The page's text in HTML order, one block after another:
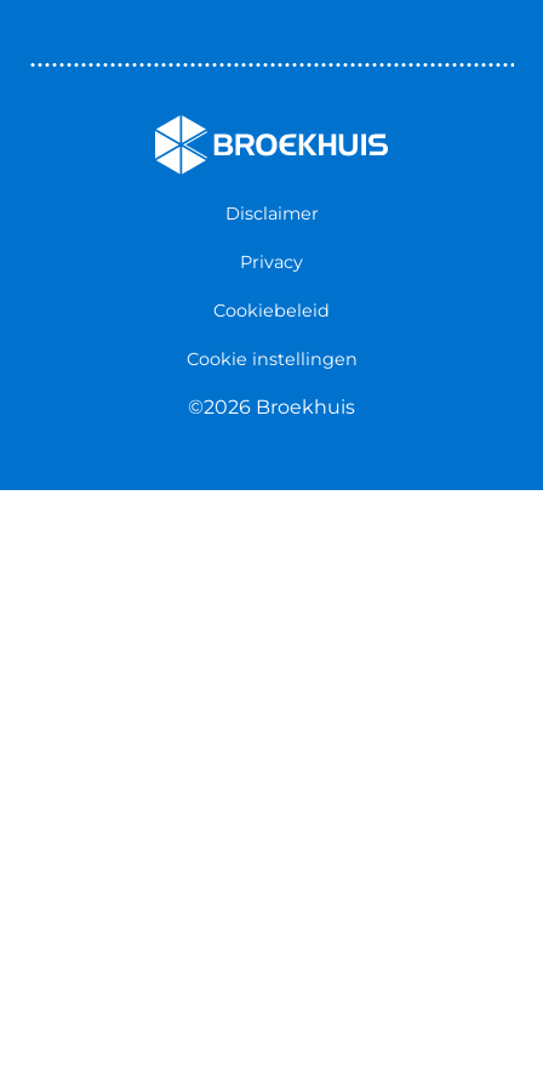
Over Broekhuis Lease
Werken bij Broekhuis
Disclaimer
Privacy
Cookiebeleid
Cookie instellingen
©2026 Broekhuis